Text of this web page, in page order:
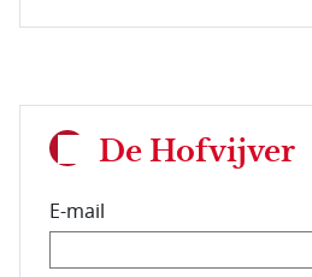
De Hofvijver
E-mail